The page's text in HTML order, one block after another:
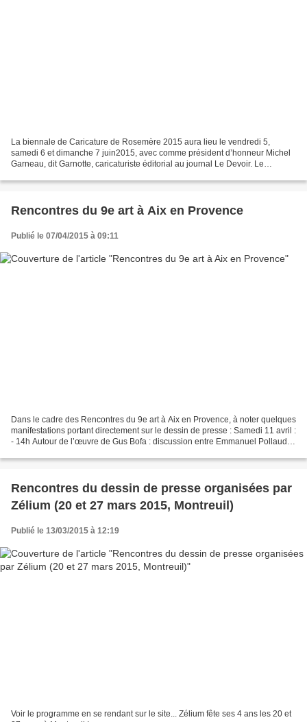
La biennale de Caricature de Rosemère 2015 aura lieu le vendredi 5,
samedi 6 et dimanche 7 juin2015, avec comme président d’honneur Michel
Garneau, dit Garnotte, caricaturiste éditorial au journal Le Devoir. Le
Rencontres du 9e art à Aix en Provence
Publié le 07/04/2015 à 09:11
Dans le cadre des Rencontres du 9e art à Aix en Provence, à noter quelques
manifestations portant directement sur le dessin de presse : Samedi 11 avril :
- 14h Autour de l’œuvre de Gus Bofa : discussion entre Emmanuel Pollaud-
Rencontres du dessin de presse organisées par
Zélium (20 et 27 mars 2015, Montreuil)
Publié le 13/03/2015 à 12:19
Voir le programme en se rendant sur le site... Zélium fête ses 4 ans les 20 et